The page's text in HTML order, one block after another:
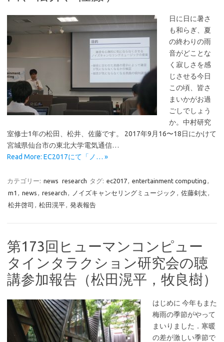
日に日に暑さ
も和らぎ、夏
の終わりの雨
音がどことな
く寂しさを感
じさせる今日
この頃、皆さ
まいかがお過
ごしでしょう
か。中村研究
室修士1年の松田、松井、佐藤です。 2017年9月16〜18日にかけて
宮城県仙台市の東北大学電気通信…
Read More: EC2017にて「ノ… »
カテゴリー: news research タグ: ec2017 entertainment computing
m1
news research ノイズキャンセリングミュージック 佐藤剣太
松井啓司
松田滉平 発表報告
第173回ヒューマンコンピュー
タインタラクション研究会の聴
講参加報告（松田滉平，牧良樹）
はじめに 今年もまた
梅雨の季節がやって
まいりました．寒暖
の差が激しい季節で